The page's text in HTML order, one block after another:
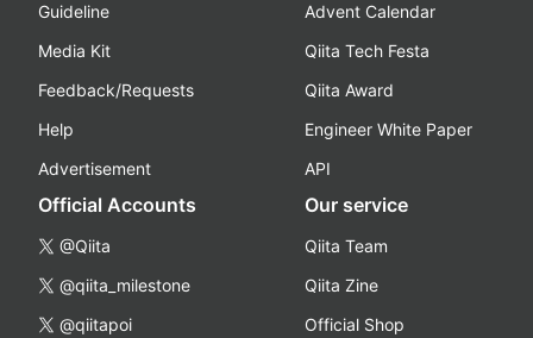
Guideline
Media Kit
Feedback/Requests
Help
Advertisement
Advent Calendar
Qiita Tech Festa
Qiita Award
Engineer White Paper
API
Official Accounts
@Qiita
@qiita_milestone
@qiitapoi
Our service
Qiita Team
Qiita Zine
Official Shop